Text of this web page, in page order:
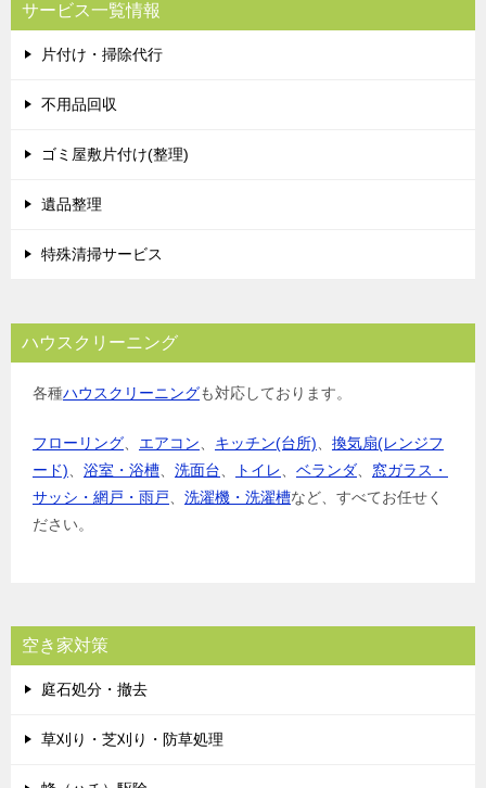
サービス一覧情報
片付け・掃除代行
不用品回収
ゴミ屋敷片付け(整理)
遺品整理
特殊清掃サービス
ハウスクリーニング
各種ハウスクリーニングも対応しております。
フローリング エアコン キッチン(台所)
換気扇(レンジフ
ード)
浴室・浴槽 洗面台 トイレ ベランダ
窓ガラス・
サッシ・網戸・雨戸
洗濯機・洗濯槽など、すべてお任せく
ださい。
空き家対策
庭石処分・撤去
草刈り・芝刈り・防草処理